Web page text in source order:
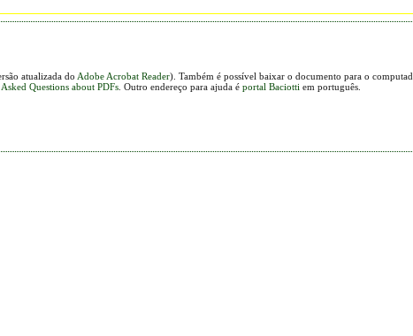
atualizada do Adobe Acrobat Reader). Também é possível baixar o documento para o
Questions about PDFs. Outro endereço para ajuda é portal Baciotti em português.